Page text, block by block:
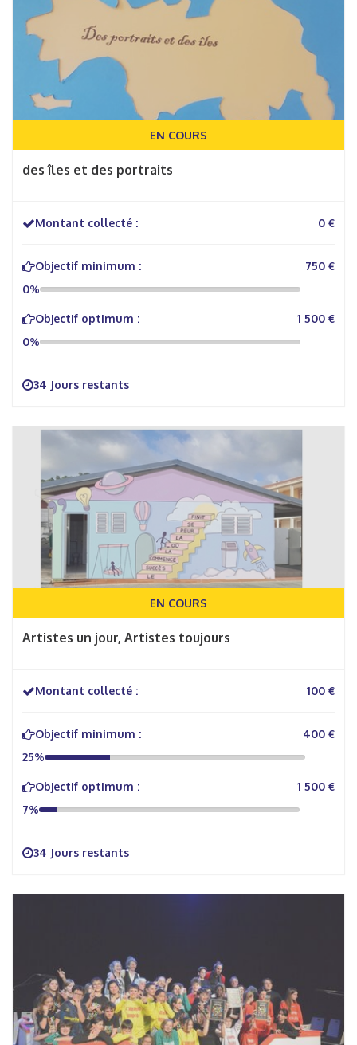
EN COURS
des îles et des portraits
Montant collecté : 0 €
Objectif minimum :
750 €
0%
Objectif optimum :
1 500 €
0%
34 Jours restants
EN COURS
Artistes un jour, Artistes toujours
Montant collecté : 100 €
Objectif minimum :
400 €
25%
Objectif optimum :
1 500 €
7%
34 Jours restants